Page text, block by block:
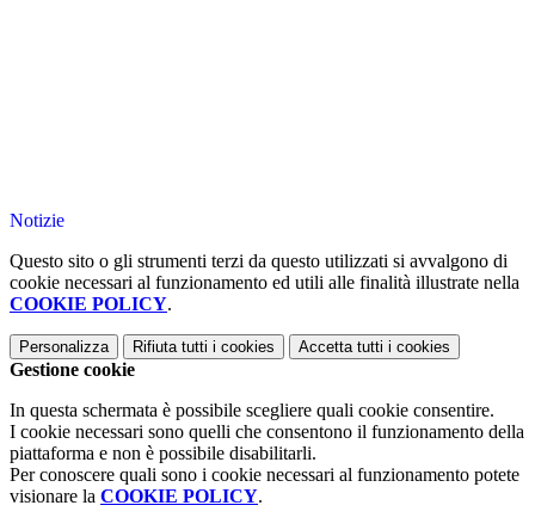
Notizie
Questo sito o gli strumenti terzi da questo utilizzati si avvalgono di
cookie necessari al funzionamento ed utili alle finalità illustrate nella
COOKIE POLICY.
Personalizza Rifiuta tutti i cookies Accetta tutti i cookies
Gestione cookie
In questa schermata è possibile scegliere quali cookie consentire.
I cookie necessari sono quelli che consentono il funzionamento della
piattaforma e non è possibile disabilitarli.
Per conoscere quali sono i cookie necessari al funzionamento potete
visionare la COOKIE POLICY.